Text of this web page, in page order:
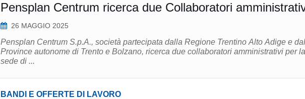
Pensplan Centrum ricerca due Collaboratori
26 MAGGIO 2025
Pensplan Centrum S.p.A., società partecipata dalla Regione Trentino Alto Adige e
Province autonome di Trento e Bolzano, ricerca due collaboratori amministrativi per la
sede di ...
BANDI E OFFERTE DI LAVORO